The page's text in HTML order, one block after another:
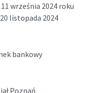
września 2024 roku
listopada 2024
bankowy
Poznań